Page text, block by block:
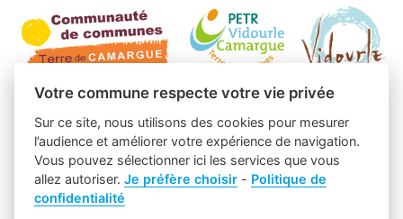
Votre commune respecte votre vie privée
Sur ce site, nous utilisons des cookies pour mesurer
l’audience et améliorer votre expérience de navigation.
Vous pouvez sélectionner ici les services que vous
allez autoriser.Je préfère choisir - Politique de
confidentialité